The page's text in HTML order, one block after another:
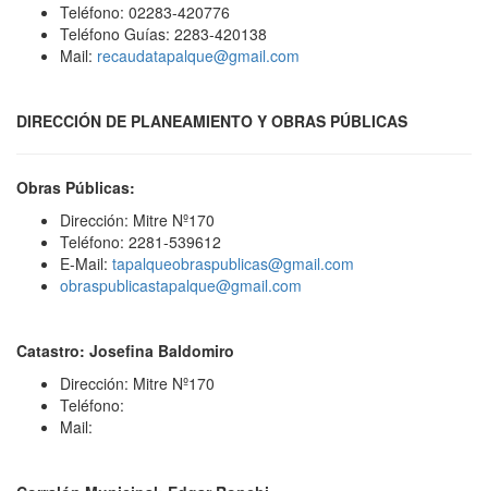
Teléfono: 02283-420776
Teléfono Guías: 2283-420138
Mail: recaudatapalque@gmail.com
DIRECCIÓN DE PLANEAMIENTO Y OBRAS PÚBLICAS
Obras Públicas:
Dirección: Mitre Nº170
Teléfono: 2281-539612
E-Mail: tapalqueobraspublicas@gmail.com
obraspublicastapalque@gmail.com
Catastro: Josefina Baldomiro
Dirección: Mitre Nº170
Teléfono:
Mail: